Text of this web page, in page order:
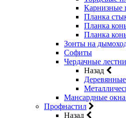
Карнизные
Планка
Планка
Планка
Зонты на
Софиты
Чердачные
Назад
Мансардные
Профнастил
Назад